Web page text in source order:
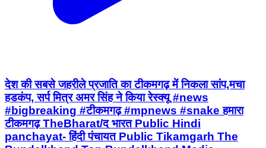
देश की सबसे जहरीले प्रजाति का टीकमगढ़ में निकला सांप,मचा
हडकंप, सर्प मित्र अमर सिंह ने किया रेस्क्यू #news
#bigbreaking #टीकमगढ़ #mpnews #snake हमारा
टीकमगढ़ TheBharat/द भारत Public Hindi
panchayat- हिंदी पंचायत Public Tikamgarh The